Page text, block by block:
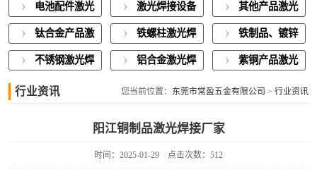
电池配件激光
焊接
激光焊接设备
展示
其他产品激光
焊接
钛合金产品激
光焊接
铁螺柱激光焊
接加工
铁制品、镀锌
板激光焊接
不锈钢激光焊
铝合金激光焊
紫铜产品激光
行业资讯 您当前位置： 东莞市常盈五金有限公司 > 行业资讯
阳江铜制品激光焊接厂家
时间：2025-01-29 点击次数：512
接
激光焊接设备展
示
其他产品激光焊